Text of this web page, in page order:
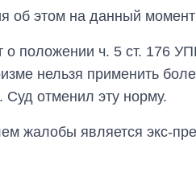
этом на данный момент
о положении ч. 5 ст. 176
нельзя применить
отменил эту норму.
жалобы является экс-